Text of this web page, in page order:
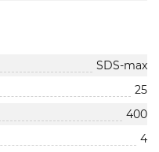
SDS-max
25
400
4